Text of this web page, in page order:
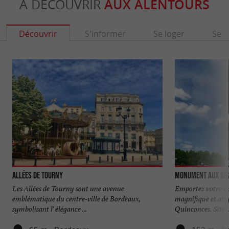
À DÉCOUVRIR AUX ALENTOURS
Découvrir S'informer Se loger Se
Allées de Tourny
Les Allées de Tourny sont une avenue
emblématique du centre-ville de Bordeaux,
symbolisant l' élégance ...
Monument aux
Emportez votre
magnifique et
Quinconces. Site